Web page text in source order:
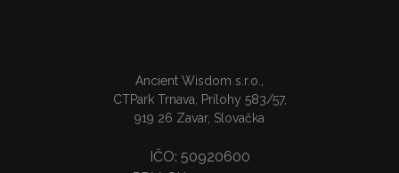
Ancient Wisdom s.r.o.,
CTPark Trnava, Prílohy 583/57,
919 26 Zavar, Slovačka
IČO: 50920600